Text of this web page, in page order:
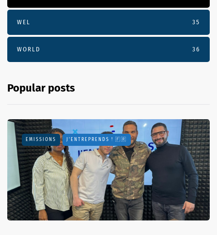
WEL 35
WORLD 36
Popular posts
EMISSIONS J'ENTREPRENDS ! 🇫🇷